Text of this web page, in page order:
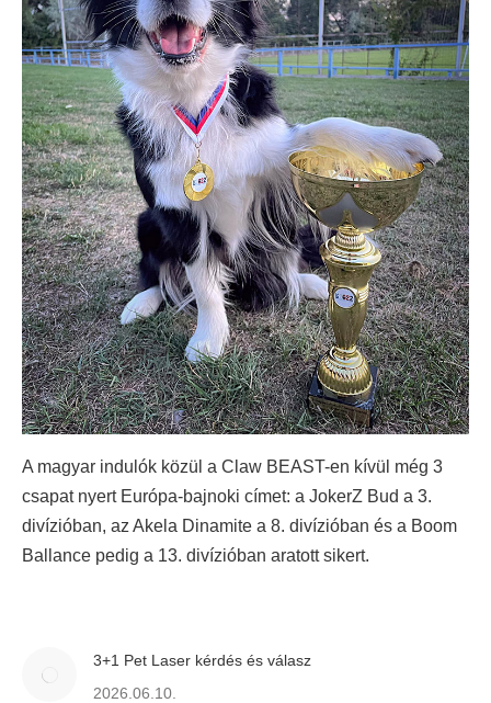
A magyar indulók közül a Claw BEAST-en kívül még 3
csapat nyert Európa-bajnoki címet: a JokerZ Bud a 3.
divízióban, az Akela Dinamite a 8. divízióban és a Boom
Ballance pedig a 13. divízióban aratott sikert.
3+1 Pet Laser kérdés és válasz
2026.06.10.